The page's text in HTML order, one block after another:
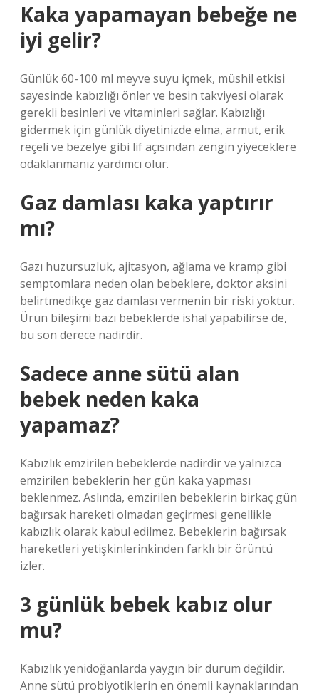
Kaka yapamayan bebeğe ne
iyi gelir?
Günlük 60-100 ml meyve suyu içmek, müshil etkisi
sayesinde kabızlığı önler ve besin takviyesi olarak
gerekli besinleri ve vitaminleri sağlar. Kabızlığı
gidermek için günlük diyetinizde elma, armut, erik
reçeli ve bezelye gibi lif açısından zengin yiyeceklere
odaklanmanız yardımcı olur.
Gaz damlası kaka yaptırır
mı?
Gazı huzursuzluk, ajitasyon, ağlama ve kramp gibi
semptomlara neden olan bebeklere, doktor aksini
belirtmedikçe gaz damlası vermenin bir riski yoktur.
Ürün bileşimi bazı bebeklerde ishal yapabilirse de,
bu son derece nadirdir.
Sadece anne sütü alan
bebek neden kaka
yapamaz?
Kabızlık emzirilen bebeklerde nadirdir ve yalnızca
emzirilen bebeklerin her gün kaka yapması
beklenmez. Aslında, emzirilen bebeklerin birkaç gün
bağırsak hareketi olmadan geçirmesi genellikle
kabızlık olarak kabul edilmez. Bebeklerin bağırsak
hareketleri yetişkinlerinkinden farklı bir örüntü
izler.
3 günlük bebek kabız olur
mu?
Kabızlık yenidoğanlarda yaygın bir durum değildir.
Anne sütü probiyotiklerin en önemli kaynaklarından